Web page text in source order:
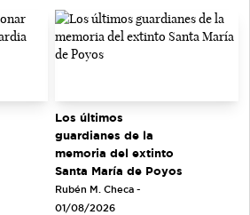
Los últimos
guardianes de la
memoria del extinto
Santa María de Poyos
Rubén M. Checa -
01/08/2026